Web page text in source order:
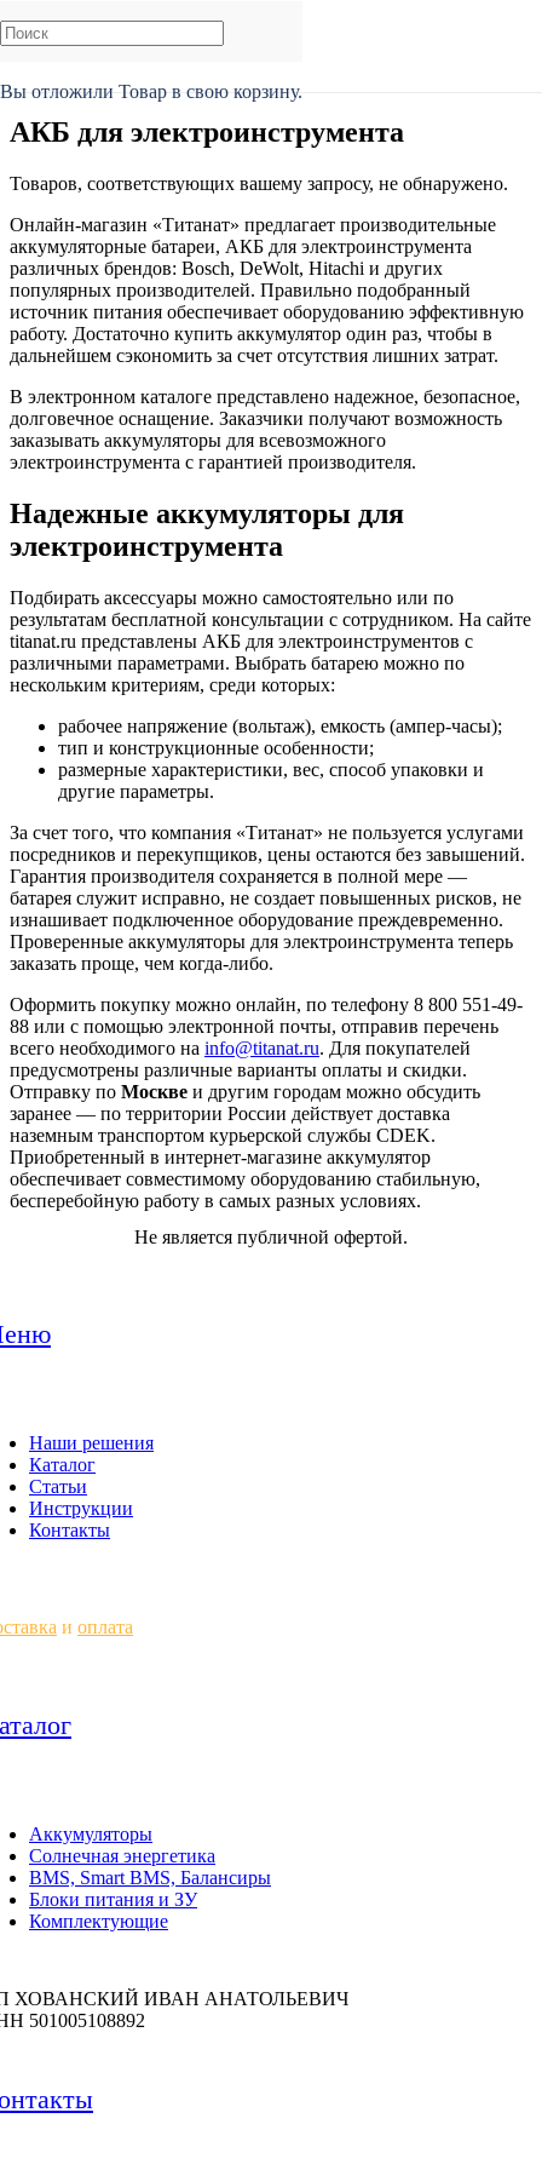
Вы отложили Товар в свою корзину.
Главная Каталог
АКБ для электроинструмента
Товаров, соответствующих вашему запросу, не обнаружено.
Онлайн-магазин «Титанат» предлагает производительные
аккумуляторные батареи, АКБ для электроинструмента
различных брендов: Bosch, DeWolt, Hitachi и других
популярных производителей. Правильно подобранный
источник питания обеспечивает оборудованию эффективную
работу. Достаточно купить аккумулятор один раз, чтобы в
дальнейшем сэкономить за счет отсутствия лишних затрат.
В электронном каталоге представлено надежное, безопасное,
долговечное оснащение. Заказчики получают возможность
заказывать аккумуляторы для всевозможного
электроинструмента с гарантией производителя.
Надежные аккумуляторы для
электроинструмента
Подбирать аксессуары можно самостоятельно или по
результатам бесплатной консультации с сотрудником. На сайте
titanat.ru представлены АКБ для электроинструментов с
различными параметрами. Выбрать батарею можно по
нескольким критериям, среди которых:
рабочее напряжение (вольтаж), емкость (ампер-часы);
тип и конструкционные особенности;
размерные характеристики, вес, способ упаковки и
другие параметры.
За счет того, что компания «Титанат» не пользуется услугами
посредников и перекупщиков, цены остаются без завышений.
Гарантия производителя сохраняется в полной мере —
батарея служит исправно, не создает повышенных рисков, не
изнашивает подключенное оборудование преждевременно.
Проверенные аккумуляторы для электроинструмента теперь
заказать проще, чем когда-либо.
Оформить покупку можно онлайн, по телефону 8 800 551-49-
88 или с помощью электронной почты, отправив перечень
всего необходимого на info@titanat.ru. Для покупателей
предусмотрены различные варианты оплаты и скидки.
Отправку по Москве и другим городам можно обсудить
заранее — по территории России действует доставка
наземным транспортом курьерской службы CDEK.
Приобретенный в интернет-магазине аккумулятор
обеспечивает совместимому оборудованию стабильную,
бесперебойную работу в самых разных условиях.
Не является публичной офертой.
Наши решения
Каталог
Статьи
Инструкции
Контакты
и оплата
Аккумуляторы
Солнечная энергетика
BMS, Smart BMS, Балансиры
Блоки питания и ЗУ
Комплектующие
ХОВАНСКИЙ ИВАН АНАТОЛЬЕВИЧ
501005108892